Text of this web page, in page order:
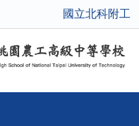
國立北科附工